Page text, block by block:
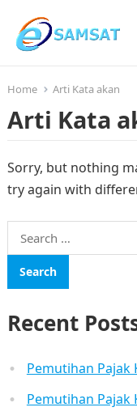
Home Arti Kata akan
Arti Kata
Sorry, but nothing
try again with
Search
for:
Recent
Pemutihan Pajak
Pemutihan Pajak